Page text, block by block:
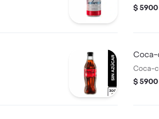
$ 5900
Coca-
$ 5900